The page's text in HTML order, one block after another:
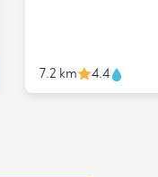
7.2 km 4.4